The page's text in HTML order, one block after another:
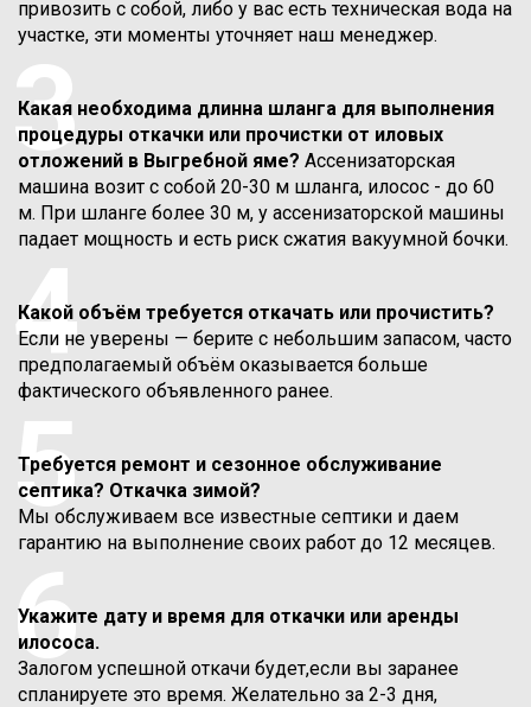
привозить с собой, либо у вас есть техническая вода на
участке, эти моменты уточняет наш менеджер.
3
Какая необходима длинна шланга для выполнения
процедуры откачки или прочистки от иловых
отложений в Выгребной яме? Ассенизаторская
машина возит с собой 20-30 м шланга, илосос - до 60
м. При шланге более 30 м, у ассенизаторской машины
падает мощность и есть риск сжатия вакуумной бочки.
4
Какой объём требуется откачать или прочистить?
Если не уверены — берите с небольшим запасом, часто
предполагаемый объём оказывается больше
фактического объявленного ранее.
5
Требуется ремонт и сезонное обслуживание
септика? Откачка зимой?
Мы обслуживаем все известные септики и даем
гарантию на выполнение своих работ до 12 месяцев.
6
Укажите дату и время для откачки или аренды
илососа.
Залогом успешной откачи будет,если вы заранее
спланируете это время. Желательно за 2-3 дня,